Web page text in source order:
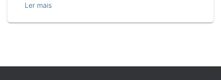
Ler mais